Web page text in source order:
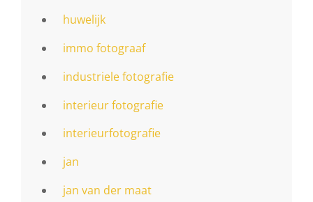
huwelijk
immo fotograaf
industriele fotografie
interieur fotografie
interieurfotografie
jan
jan van der maat